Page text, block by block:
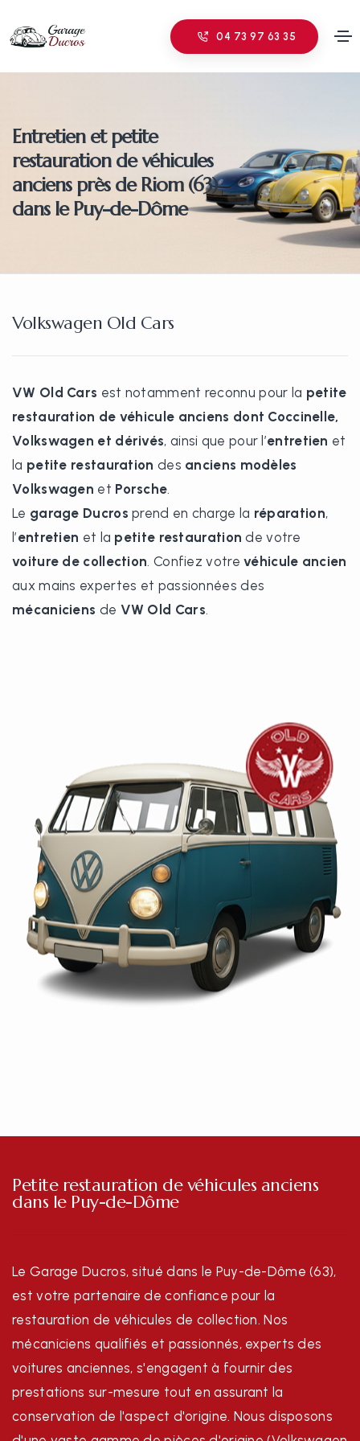
04 73 97 63 35
Entretien et petite
restauration de véhicules
anciens près de Riom (63)
dans le Puy-de-Dôme
Volkswagen Old Cars
VW Old Cars est notamment reconnu pour la petite
restauration de véhicule anciens dont Coccinelle,
Volkswagen et dérivés, ainsi que pour l’entretien et
la petite restauration des anciens modèles
Volkswagen et Porsche.
Le garage Ducros prend en charge la réparation,
l’entretien et la petite restauration de votre
voiture de collection. Confiez votrevéhicule ancien
aux mains expertes et passionnées des
mécaniciens de VW Old Cars.
Petite restauration de véhicules anciens
dans le Puy-de-Dôme
Le Garage Ducros, situé dans le Puy-de-Dôme (63),
est votre partenaire de confiance pour la
restauration de véhicules de collection. Nos
mécaniciens qualifiés et passionnés, experts des
voitures anciennes, s'engagent à fournir des
prestations sur-mesure tout en assurant la
conservation de l'aspect d'origine. Nous disposons